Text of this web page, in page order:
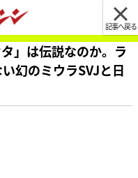
記事へ戻る
」は伝説なのか。ラ
幻のミウラSVJと日